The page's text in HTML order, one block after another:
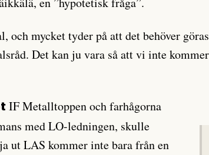
och mycket tyder på att det behöver
Det kan ju vara så att vi inte
IF Metalltoppen och farhågorna
med LO-ledningen, skulle
ut LAS kommer inte bara från en